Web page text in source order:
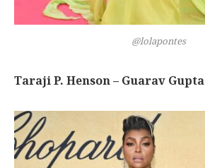
@lolapontes
Taraji P. Henson – Guarav Gupta